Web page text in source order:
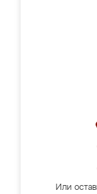
Или